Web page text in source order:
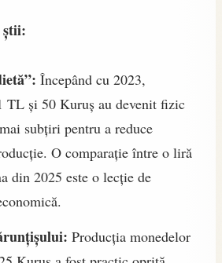
știi:
Începând cu 2023,
TL și 50 Kuruș au devenit fizic
subțiri pentru a reduce
O comparație între o liră
din 2025 este o lecție de
Producția monedelor